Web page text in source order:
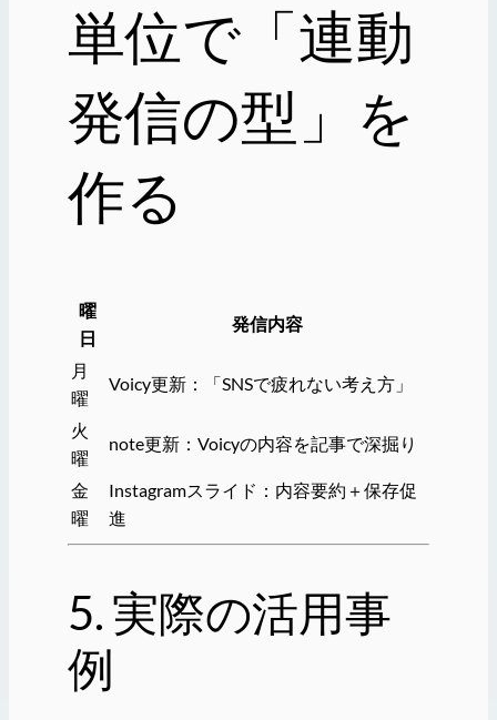
単位で「連動
発信の型」を
作る
曜
日
発信内容
月
曜
Voicy更新：「SNSで疲れない考え方」
火
曜
note更新：Voicyの内容を記事で深掘り
金
曜
Instagramスライド：内容要約＋保存促
進
5. 実際の活用事
例